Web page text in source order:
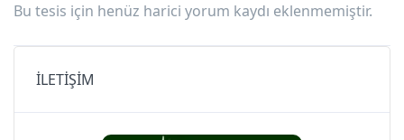
Bu tesis için henüz harici yorum kaydı eklenmemiştir.
İLETİŞİM